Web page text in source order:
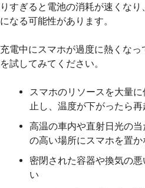
りすぎると電池の消耗が速くな
になる可能性があります。
充電中にスマホが過度に熱くな
を試してみてください。
スマホのリソースを大量
止し、温度が下がったら再
高温の車内や直射日光の
の高い場所にスマホを置か
密閉された容器や換気の
い